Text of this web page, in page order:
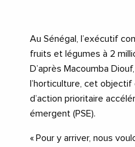
Au Sénégal, l’exécutif
fruits et légumes à 2
D’après Macoumba
l’horticulture, cet
d’action prioritaire
émergent (PSE).
« Pour y arriver, nous